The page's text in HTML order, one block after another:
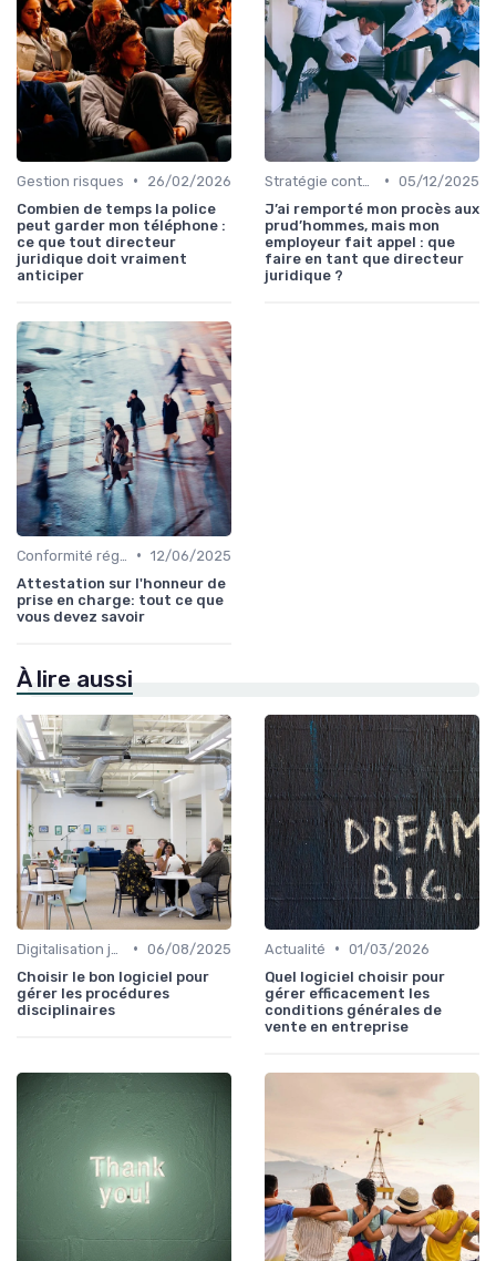
Gestion risques •
26/02/2026
Combien de temps la police
peut garder mon téléphone :
ce que tout directeur
juridique doit vraiment
anticiper
• 05/12/2025
J’ai remporté mon procès aux
prud’hommes, mais mon
employeur fait appel : que
faire en tant que directeur
juridique ?
• 12/06/2025
Attestation sur l'honneur de
prise en charge: tout ce que
vous devez savoir
À lire aussi
• 06/08/2025
Choisir le bon logiciel pour
gérer les procédures
disciplinaires
Actualité • 01/03/2026
Quel logiciel choisir pour
gérer efficacement les
conditions générales de
vente en entreprise